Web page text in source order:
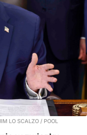
LO SCALZO / POOL